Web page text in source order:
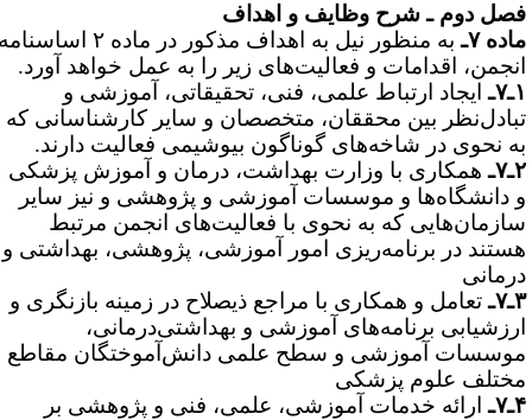
دوم ـ شرح وظایف و اهداف
۷ـ
به منظور نیل به اهداف مذکور در ماده ۲ اساسنامه
اقدامات و فعالیت‌های زیر را به عمل خواهد آورد.
ایجاد ارتباط علمی، فنی، تحقیقاتی، آموزشی و
بین محققان، متخصصان و سایر کارشناسانی که
نحوی در شاخه‌های گوناگون بیوشیمی فعالیت دارند.
همکاری با وزارت بهداشت، درمان و آموزش پزشکی
دانشگاه‌ها و موسسات آموزشی و پژوهشی و نیز سایر
که به نحوی با فعالیت‌های انجمن مرتبط
در برنامه‌ریزی امور آموزشی، پژوهشی،‌ بهداشتی و
تعامل و همکاری با مراجع ذیصلاح در زمینه بازنگری و
برنامه‌های آموزشی و بهداشتی‌درمانی،
آموزشی و سطح علمی دانش‌آموختگان مقاطع
علوم پزشکی
ارائه خدمات آموزشی، علمی، فنی و پژوهشی بر